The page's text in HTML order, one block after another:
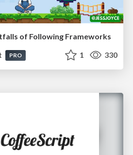
of Following Frameworks
PRO 1 330